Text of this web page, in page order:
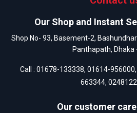
Our Shop and Instant
Shop No- 93, Basement-2,
Panthapath, Dhaka
Call : 01678-133338, 01614-956000
663344,
Our customer